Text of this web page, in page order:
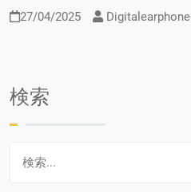
27/04/2025 Digitalearphone
検索